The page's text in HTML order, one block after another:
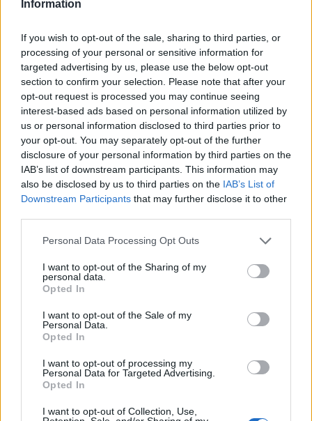
Information
If you wish to opt-out of the sale, sharing to third parties, or
processing of your personal or sensitive information for
targeted advertising by us, please use the below opt-out
section to confirm your selection. Please note that after your
opt-out request is processed you may continue seeing
interest-based ads based on personal information utilized by
us or personal information disclosed to third parties prior to
your opt-out. You may separately opt-out of the further
disclosure of your personal information by third parties on the
IAB’s list of downstream participants. This information may
also be disclosed by us to third parties on the IAB’s List of
Downstream Participants that may further disclose it to other
Personal Data Processing Opt Outs
I want to opt-out of the Sharing of my
personal data.
Opted In
I want to opt-out of the Sale of my
Personal Data.
Opted In
I want to opt-out of processing my
Personal Data for Targeted Advertising.
Opted In
I want to opt-out of Collection, Use,